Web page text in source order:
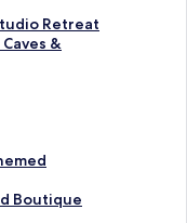
Retreat
&
Boutique